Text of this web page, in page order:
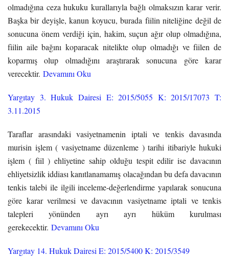
olmadığına ceza hukuku kurallarıyla bağlı olmaksızın karar verir.
Başka bir deyişle, kanun koyucu, burada fiilin niteliğine değil de
sonucuna önem verdiği için, hakim, suçun ağır olup olmadığına,
fiilin aile bağını koparacak nitelikte olup olmadığı ve fiilen de
koparmış olup olmadığını araştırarak sonucuna göre karar
verecektir. Devamını Oku
Yargıtay 3. Hukuk Dairesi E: 2015/5055 K: 2015/17073 T:
3.11.2015
Taraflar arasındaki vasiyetnamenin iptali ve tenkis davasında
murisin işlem ( vasiyetname düzenleme ) tarihi itibariyle hukuki
işlem ( fiil ) ehliyetine sahip olduğu tespit edilir ise davacının
ehliyetsizlik iddiası kanıtlanamamış olacağından bu defa davacının
tenkis talebi ile ilgili inceleme-değerlendirme yapılarak sonucuna
göre karar verilmesi ve davacının vasiyetname iptali ve tenkis
talepleri yönünden ayrı ayrı hüküm kurulması
gerekecektir. Devamını Oku
Yargıtay 14. Hukuk Dairesi E: 2015/5400 K: 2015/3549